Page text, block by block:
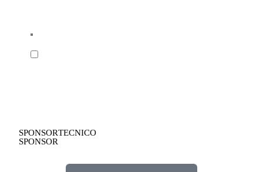
SPONSOR TECNICO
SPONSOR